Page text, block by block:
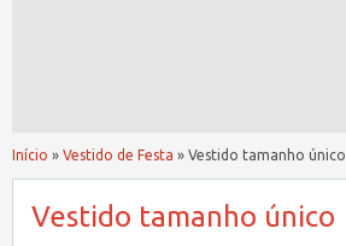
Início » Vestido de Festa » Vestido tamanho único
Vestido tamanho único